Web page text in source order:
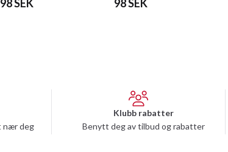
98 SEK 98 SEK
nær deg
Klubb rabatter
Benytt deg av tilbud og rabatter